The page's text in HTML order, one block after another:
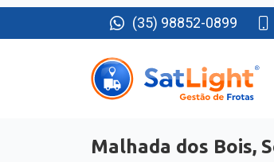
(35) 98852-0899
Malhada dos Bois,